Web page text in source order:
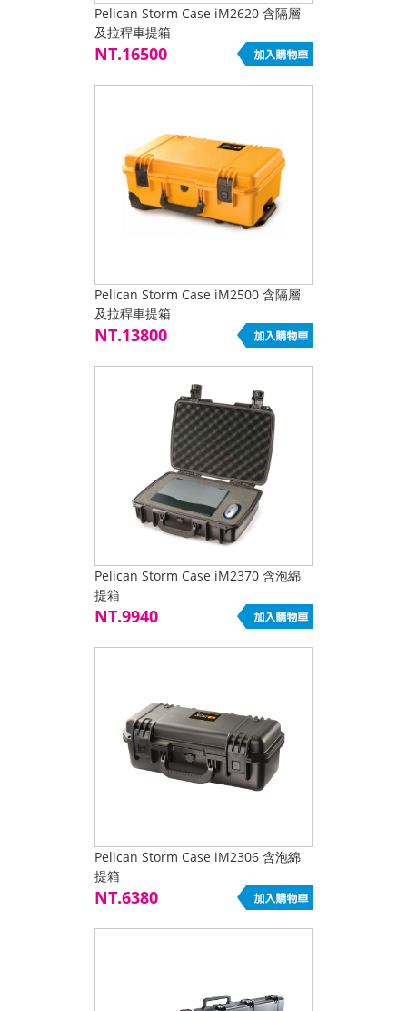
Pelican Storm Case iM2620 含隔層
及拉稈車提箱
NT.16500
Pelican Storm Case iM2500 含隔層
及拉稈車提箱
NT.13800
Pelican Storm Case iM2370 含泡綿
提箱
NT.9940
Pelican Storm Case iM2306 含泡綿
提箱
NT.6380